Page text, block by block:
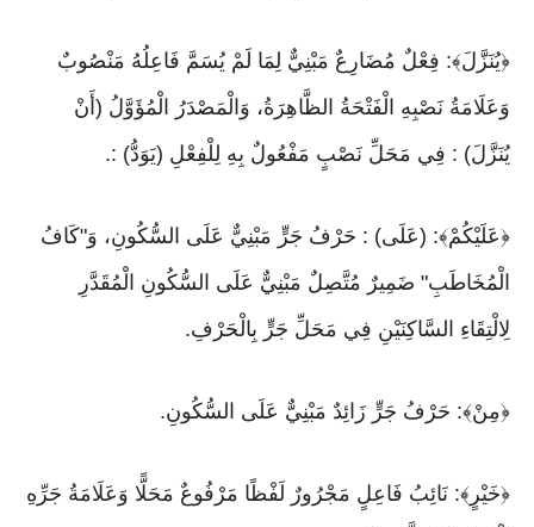
﴿يُنَزَّلَ﴾: فِعْلٌ مُضَارِعٌ مَبْنِيٌّ لِمَا لَمْ يُسَمَّ فَاعِلُهُ مَنْصُوبٌ
وَعَلَامَةُ نَصْبِهِ الْفَتْحَةُ الظَّاهِرَةُ، وَالْمَصْدَرُ الْمُؤَوَّلُ (أَنْ
يُنَزَّلَ) : فِي مَحَلِّ نَصْبٍ مَفْعُولٌ بِهِ لِلْفِعْلِ (يَوَدُّ) :.
﴿عَلَيْكُمْ﴾: (عَلَى) : حَرْفُ جَرٍّ مَبْنِيٌّ عَلَى السُّكُونِ، وَ"كَافُ
الْمُخَاطَبِ" ضَمِيرٌ مُتَّصِلٌ مَبْنِيٌّ عَلَى السُّكُونِ الْمُقَدَّرِ
لِالْتِقَاءِ السَّاكِنَيْنِ فِي مَحَلِّ جَرٍّ بِالْحَرْفِ.
﴿مِنْ﴾: حَرْفُ جَرٍّ زَائِدٌ مَبْنِيٌّ عَلَى السُّكُونِ.
﴿خَيْرٍ﴾: نَائِبُ فَاعِلٍ مَجْرُورٌ لَفْظًا مَرْفُوعٌ مَحَلًّا وَعَلَامَةُ جَرِّهِ